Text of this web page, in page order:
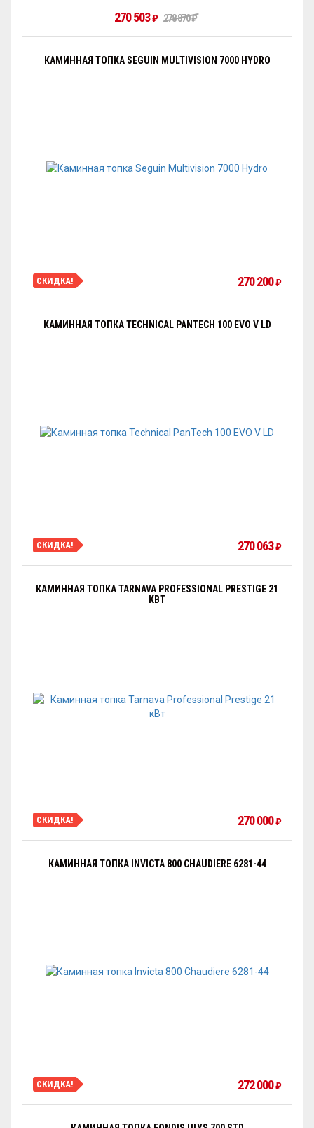
270 503₽ 278 870₽
КАМИННАЯ ТОПКА SEGUIN MULTIVISION 7000 HYDRO
СКИДКА! 270 200₽
КАМИННАЯ ТОПКА TECHNICAL PANTECH 100 EVO V LD
СКИДКА! 270 063₽
КАМИННАЯ ТОПКА TARNAVA PROFESSIONAL PRESTIGE 21
КВТ
СКИДКА! 270 000₽
КАМИННАЯ ТОПКА INVICTA 800 CHAUDIERE 6281-44
СКИДКА! 272 000₽